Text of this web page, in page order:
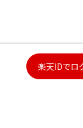
楽天IDでロ